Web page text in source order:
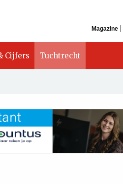
Magazine
Cijfers Tuchtrecht